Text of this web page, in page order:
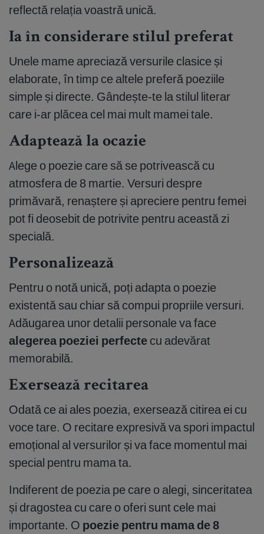
reflectă relația voastră unică.
Ia în considerare stilul preferat
Unele mame apreciază versurile clasice și
elaborate, în timp ce altele preferă poeziile
simple și directe. Gândește-te la stilul literar
care i-ar plăcea cel mai mult mamei tale.
Adaptează la ocazie
Alege o poezie care să se potrivească cu
atmosfera de 8 martie. Versuri despre
primăvară, renaștere și apreciere pentru femei
pot fi deosebit de potrivite pentru această zi
specială.
Personalizează
Pentru o notă unică, poți adapta o poezie
existentă sau chiar să compui propriile versuri.
Adăugarea unor detalii personale va face
alegerea poeziei perfecte cu adevărat
memorabilă.
Exersează recitarea
Odată ce ai ales poezia, exersează citirea ei cu
voce tare. O recitare expresivă va spori impactul
emoțional al versurilor și va face momentul mai
special pentru mama ta.
Indiferent de poezia pe care o alegi, sinceritatea
și dragostea cu care o oferi sunt cele mai
importante. O poezie pentru mama de 8